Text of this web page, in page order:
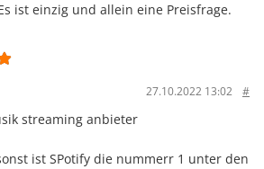
ist einzig und allein eine Preisfrage.
27.10.2022 13:02 #
streaming anbieter
ist SPotify die nummerr 1 unter den